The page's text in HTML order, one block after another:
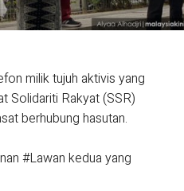
milik tujuh aktivis yang
Solidariti Rakyat (SSR)
berhubung hasutan.
#Lawan kedua yang